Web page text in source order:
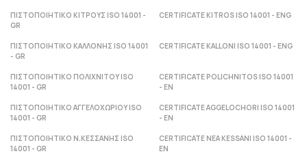
ΠΙΣΤΟΠΟΙΗΤΙΚΟ ΚΙΤΡΟΥΣ ISO 14001 -
GR
CERTIFICATE KITROS ISO 14001 - ENG
ΠΙΣΤΟΠΟΙΗΤΙΚΟ ΚΑΛΛΟΝΗΣ ISO 14001
- GR
CERTIFICATE KALLONI ISO 14001 - ENG
ΠΙΣΤΟΠΟΙΗΤΙΚΟ ΠΟΛΙΧΝΙΤΟΥ ISO
14001 - GR
CERTIFICATE POLICHNITOS ISO 14001
- ΕΝ
ΠΙΣΤΟΠΟΙΗΤΙΚΟ ΑΓΓΕΛΟΧΩΡΙΟΥ ISO
14001 - GR
CERTIFICATE AGGELOCHORI ISO 14001
- ΕΝ
ΠΙΣΤΟΠΟΙΗΤΙΚΟ Ν.ΚΕΣΣΑΝΗΣ ISO
14001 - GR
CERTIFICATE NEA KESSANI ISO 14001 -
ΕΝ